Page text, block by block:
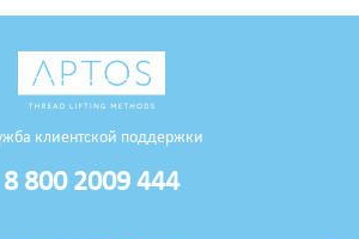
клиентской поддержки
8 800 2009 444